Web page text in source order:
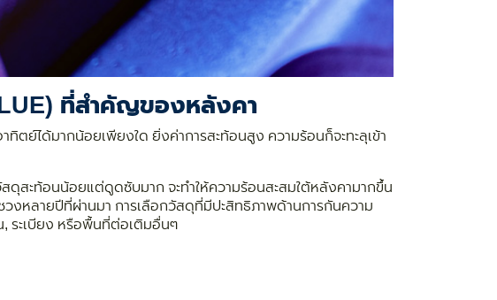
ที่สำคัญของหลังคา
ตย์ได้มากน้อยเพียงใด ยิ่งค่าการสะท้อนสูง ความร้อนก็จะทะลุเข้า
สะท้อนน้อยแต่ดูดซับมาก จะทำให้ความร้อนสะสมใต้หลังคามากขึ้น
งหลายปีที่ผ่านมา การเลือกวัสดุที่มีปะสิทธิภาพด้านการกันความ
, ระเบียง หรือพื้นที่ต่อเติมอื่นๆ